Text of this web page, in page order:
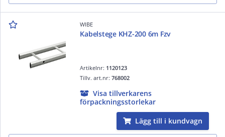
WIBE
Kabelstege KHZ-200 6m Fzv
Artikelnr: 1120123
Tillv. art.nr:768002
Visa tillverkarens
förpackningsstorlekar
Lägg till i kundvagn